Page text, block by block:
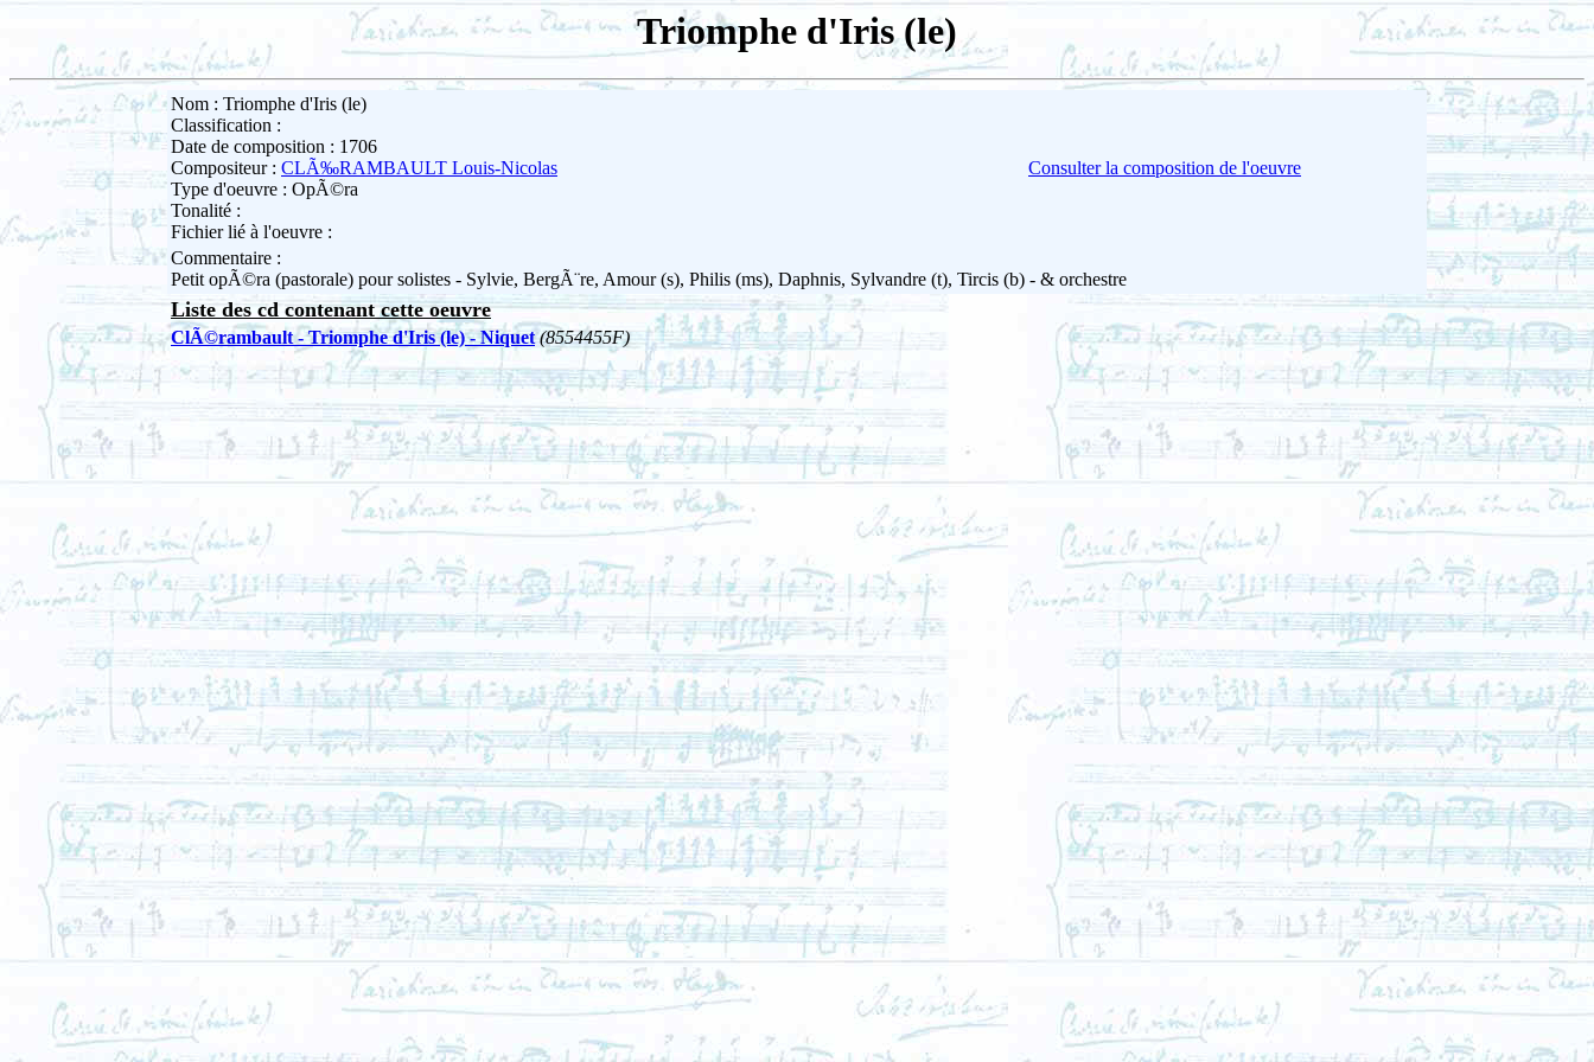
Triomphe d'Iris (le)
Nom : Triomphe d'Iris (le)
Classification :
Date de composition : 1706
Compositeur : CLÃ‰RAMBAULT Louis-Nicolas
Type d'oeuvre : OpÃ©ra
Tonalité :
Fichier lié à l'oeuvre :
Consulter la composition de l'oeuvre
Commentaire :
Petit opÃ©ra (pastorale) pour solistes - Sylvie, BergÃ¨re, Amour (s), Philis (ms), Daphnis, Sylvandre (t), Tircis (b) - & orchestre
Liste des cd contenant cette oeuvre
ClÃ©rambault - Triomphe d'Iris (le) - Niquet (8554455F)